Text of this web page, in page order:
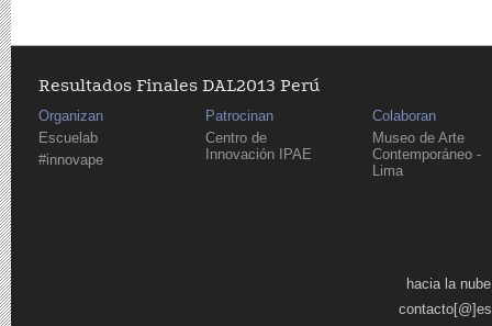
Resultados Finales DAL2013 Perú
Organizan
Escuelab
#innovape
Patrocinan
Centro de
Innovación IPAE
Colaboran
Museo de Arte
Contemporáneo -
Lima
hacia la